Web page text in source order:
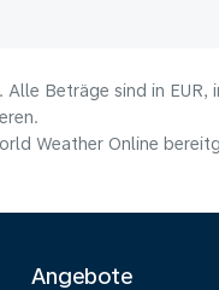
Beträge sind in
Weather Online
Angebote